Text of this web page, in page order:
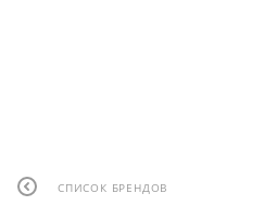
СПИСОК БРЕНДОВ